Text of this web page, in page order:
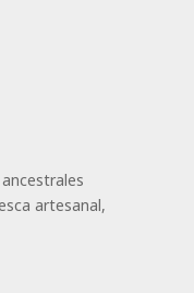
artesanal,